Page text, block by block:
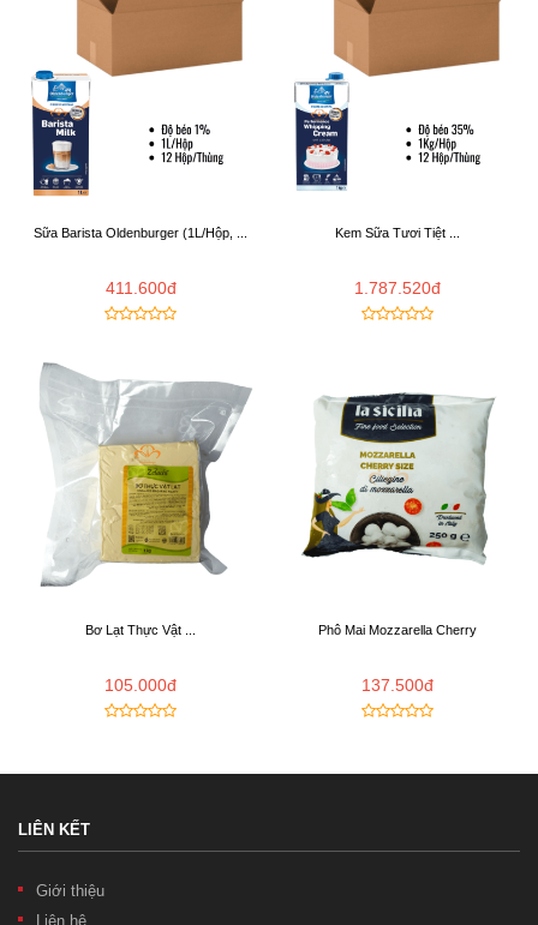
Sữa Barista Oldenburger (1L/Hộp, ...
411.600đ
Kem Sữa Tươi Tiệt ...
1.787.520đ
Bơ Lạt Thực Vật ...
105.000đ
Phô Mai Mozzarella Cherry
137.500đ
LIÊN KẾT
Giới thiệu
Liên hệ